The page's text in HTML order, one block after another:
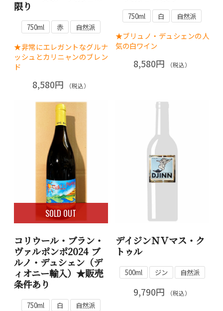
限り
750ml 赤 自然派
★非常にエレガントなグルナ
ッシュとカリニャンのブレン
ド
8,580円 （税込）
750ml 白 自然派
★ブリュノ・デュシェンの人
気の白ワイン
8,580円 （税込）
SOLD OUT
コリウール・ブラン・
ヴァルポンポ2024 ブ
ルノ・デュシェン（デ
ィオニー輸入）★販売
条件あり
750ml 白 自然派
デイジンＮＶマス・ク
トゥル
500ml ジン 自然派
9,790円 （税込）